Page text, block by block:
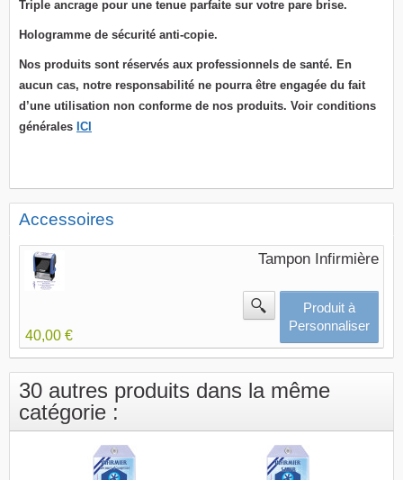
Triple ancrage pour une tenue parfaite sur votre pare brise.
Hologramme de sécurité anti-copie.
Nos produits sont réservés aux professionnels de santé. En
aucun cas, notre responsabilité ne pourra être engagée du fait
d’une utilisation non conforme de nos produits. Voir conditions
générales ICI
Accessoires
Tampon Infirmière
40,00 €
Produit à
Personnaliser
30 autres produits dans la même
catégorie :